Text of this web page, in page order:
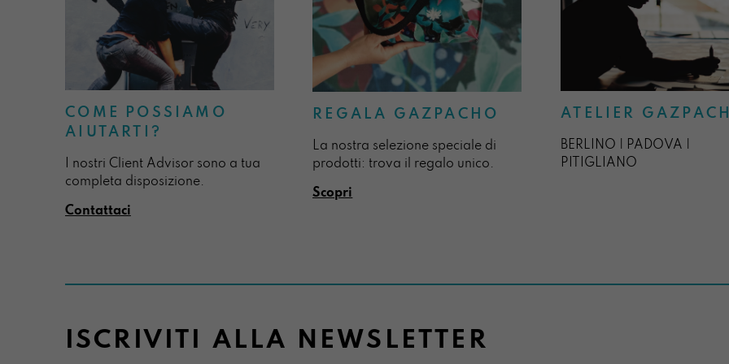
COME POSSIAMO
AIUTARTI?
I nostri Client Advisor sono a tua
completa disposizione.
Contattaci
REGALA GAZPACHO
La nostra selezione speciale di
prodotti: trova il regalo unico.
Scopri
ATELIER
BERLINO | PADOVA |
PITIGLIANO
ISCRIVITI ALLA NEWSLETTER